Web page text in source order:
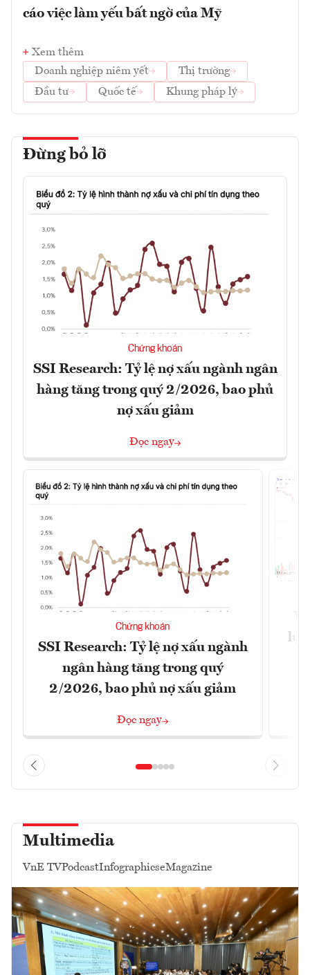
cáo việc làm yếu bất ngờ của Mỹ
Xem thêm
Doanh nghiệp niêm yết
Thị trường
Đầu tư
Quốc tế Khung pháp lý
Đừng bỏ lỡ
Chứng khoán
SSI Research: Tỷ lệ nợ xấu ngành ngân
hàng tăng trong quý 2/2026, bao phủ
nợ xấu giảm
Đọc ngay
Chứng khoán
SSI Research: Tỷ lệ nợ xấu ngành
ngân hàng tăng trong quý
2/2026, bao phủ nợ xấu giảm
Đọc ngay
lực
Multimedia
VnE TVPodcastInfographicseMagazine